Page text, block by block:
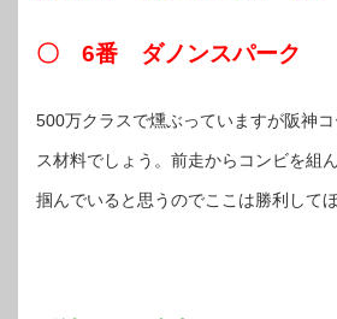
〇 6番 ダノンスパーク
500万クラスで燻ぶっていますが阪神
ス材料でしょう。前走からコンビを組
掴んでいると思うのでここは勝利してほ